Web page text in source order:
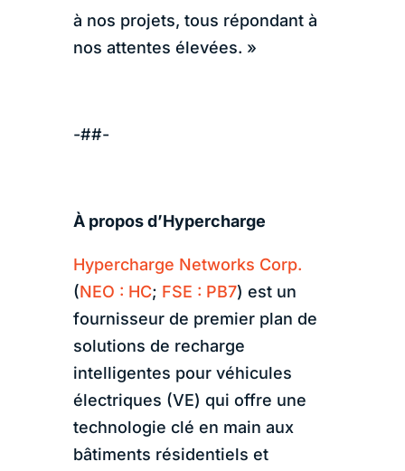
à nos projets, tous répondant à
nos attentes élevées. »
-##-
À propos d’Hypercharge
Hypercharge Networks Corp.
(NEO : HC; FSE : PB7) est un
fournisseur de premier plan de
solutions de recharge
intelligentes pour véhicules
électriques (VE) qui offre une
technologie clé en main aux
bâtiments résidentiels et